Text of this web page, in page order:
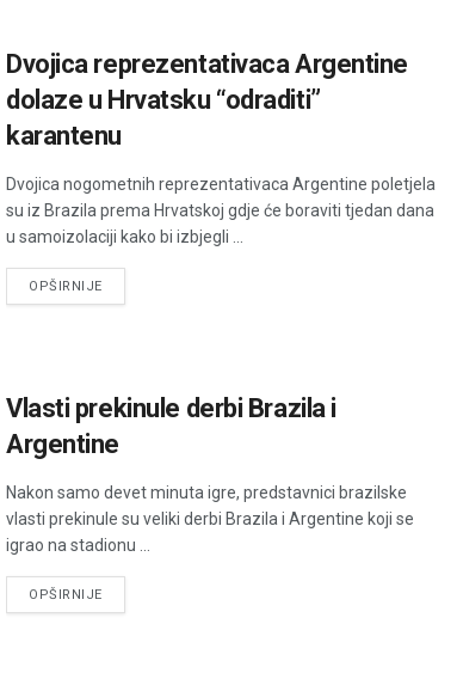
Dvojica reprezentativaca Argentine
dolaze u Hrvatsku “odraditi”
karantenu
Dvojica nogometnih reprezentativaca Argentine poletjela
su iz Brazila prema Hrvatskoj gdje će boraviti tjedan dana
u samoizolaciji kako bi izbjegli ...
OPŠIRNIJEDETAILS
Vlasti prekinule derbi Brazila i
Argentine
Nakon samo devet minuta igre, predstavnici brazilske
vlasti prekinule su veliki derbi Brazila i Argentine koji se
igrao na stadionu ...
OPŠIRNIJEDETAILS